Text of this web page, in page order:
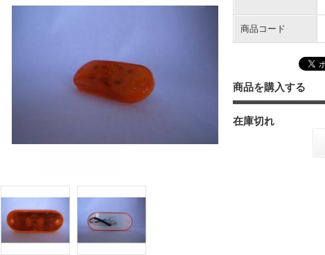
商品コード
商品を購入する
在庫切れ